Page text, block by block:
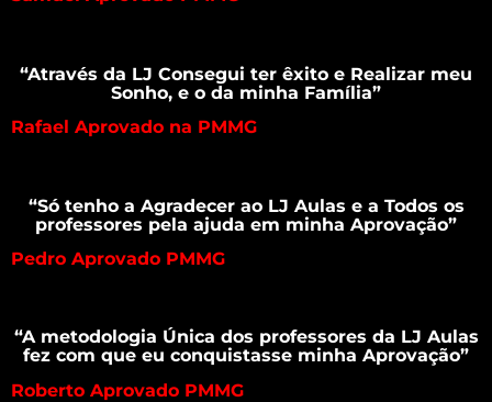
“Através da LJ Consegui ter êxito e Realizar meu
Sonho, e o da minha Família”
Rafael Aprovado na PMMG
“Só tenho a Agradecer ao LJ Aulas e a Todos os
professores pela ajuda em minha Aprovação”
Pedro Aprovado PMMG
“A metodologia Única dos professores da LJ Aulas
fez com que eu conquistasse minha Aprovação”
Roberto Aprovado PMMG